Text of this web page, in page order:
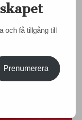
och speglar
april
och få tillgång till
Prenumerera